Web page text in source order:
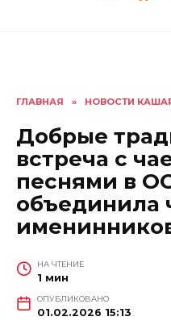
ГЛАВНАЯ » НОВОСТИ
Добрые
встреча с
песнями в
объединила
НА ЧТЕНИЕ
1 мин
ОПУБЛИКОВАНО
01.02.2026 15:13